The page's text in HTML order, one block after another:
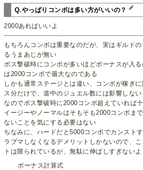
Q.やっぱりコンボは多い方がいいの？
2000あればいいよ
もちろんコンボは重要なのだが、実はギルド
るうまあじが無い
ボス撃破時にコンボが多いほどボーナスが入
は2000コンボで最大なのである
しかも通常ステージとは違い、コンボが稼ぎ
ス分だけで、道中のジュエル数には影響しない
なのでボス撃破時に2000コンボ超えていれば
イージーやノーマルはそもそも2000コンボま
ないことを気にする必要はない
ちなみに、ハードだと5000コンボでカンスト
ラブマしなくなるデメリットしかないので、
トは限られているが、無駄に伸ばしすぎない
ボーナス計算式